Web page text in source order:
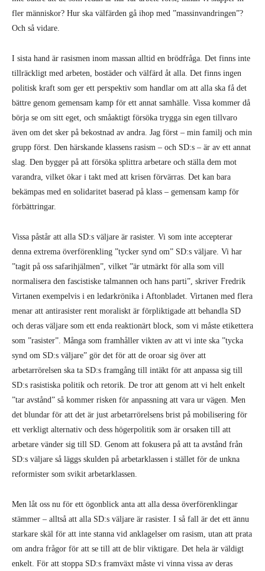
fler människor? Hur ska välfärden gå ihop med ”massinvandringen”?
Och så vidare.
I sista hand är rasismen inom massan alltid en brödfråga. Det finns inte
tillräckligt med arbeten, bostäder och välfärd åt alla. Det finns ingen
politisk kraft som ger ett perspektiv som handlar om att alla ska få det
bättre genom gemensam kamp för ett annat samhälle. Vissa kommer då
börja se om sitt eget, och småaktigt försöka trygga sin egen tillvaro
även om det sker på bekostnad av andra. Jag först – min familj och min
grupp först. Den härskande klassens rasism – och SD:s – är av ett annat
slag. Den bygger på att försöka splittra arbetare och ställa dem mot
varandra, vilket ökar i takt med att krisen förvärras. Det kan bara
bekämpas med en solidaritet baserad på klass – gemensam kamp för
förbättringar.
Vissa påstår att alla SD:s väljare är rasister. Vi som inte accepterar
denna extrema överförenkling ”tycker synd om” SD:s väljare. Vi har
”tagit på oss safarihjälmen”, vilket ”är utmärkt för alla som vill
normalisera den fascistiske talmannen och hans parti”, skriver Fredrik
Virtanen exempelvis i en ledarkrönika i Aftonbladet. Virtanen med flera
menar att antirasister rent moraliskt är förpliktigade att behandla SD
och deras väljare som ett enda reaktionärt block, som vi måste etikettera
som ”rasister”. Många som framhåller vikten av att vi inte ska ”tycka
synd om SD:s väljare” gör det för att de oroar sig över att
arbetarrörelsen ska ta SD:s framgång till intäkt för att anpassa sig till
SD:s rasistiska politik och retorik. De tror att genom att vi helt enkelt
”tar avstånd” så kommer risken för anpassning att vara ur vägen. Men
det blundar för att det är just arbetarrörelsens brist på mobilisering för
ett verkligt alternativ och dess högerpolitik som är orsaken till att
arbetare vänder sig till SD. Genom att fokusera på att ta avstånd från
SD:s väljare så läggs skulden på arbetarklassen i stället för de unkna
reformister som svikit arbetarklassen.
Men låt oss nu för ett ögonblick anta att alla dessa överförenklingar
stämmer – alltså att alla SD:s väljare är rasister. I så fall är det ett ännu
starkare skäl för att inte stanna vid anklagelser om rasism, utan att prata
om andra frågor för att se till att de blir viktigare. Det hela är väldigt
enkelt. För att stoppa SD:s framväxt måste vi vinna vissa av deras